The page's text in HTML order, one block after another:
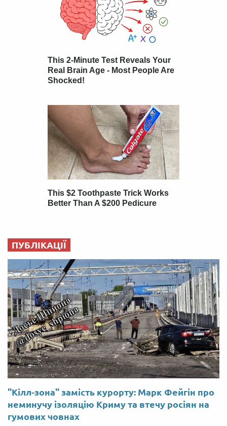
ПУБЛІКАЦІЇ
"Кілл-зона" замість курорту: Марк Фейгін про
неминучу ізоляцію Криму та втечу росіян на
гумових човнах